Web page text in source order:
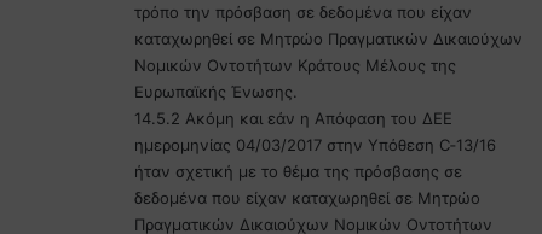
τρόπο την πρόσβαση σε δεδομένα που είχαν
καταχωρηθεί σε Μητρώο Πραγματικών Δικαιούχων
Νομικών Οντοτήτων Κράτους Μέλους της
Ευρωπαϊκής Ένωσης.
14.5.2 Ακόμη και εάν η Απόφαση του ΔΕΕ
ημερομηνίας 04/03/2017 στην Υπόθεση C‑13/16
ήταν σχετική με το θέμα της πρόσβασης σε
δεδομένα που είχαν καταχωρηθεί σε Μητρώο
Πραγματικών Δικαιούχων Νομικών Οντοτήτων